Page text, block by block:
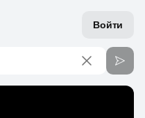
Войти